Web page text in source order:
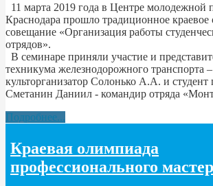
11 марта 2019 года в Центре молодежной
Краснодара прошло традиционное краевое
совещание «Организация работы
отрядов».
В семинаре приняли участие и
техникума железнодорожного
культорганизатор Солонько А.А. и
Сметанин Даниил - командир отряда
Подробнее...
Краевая олимпиада
профессионального